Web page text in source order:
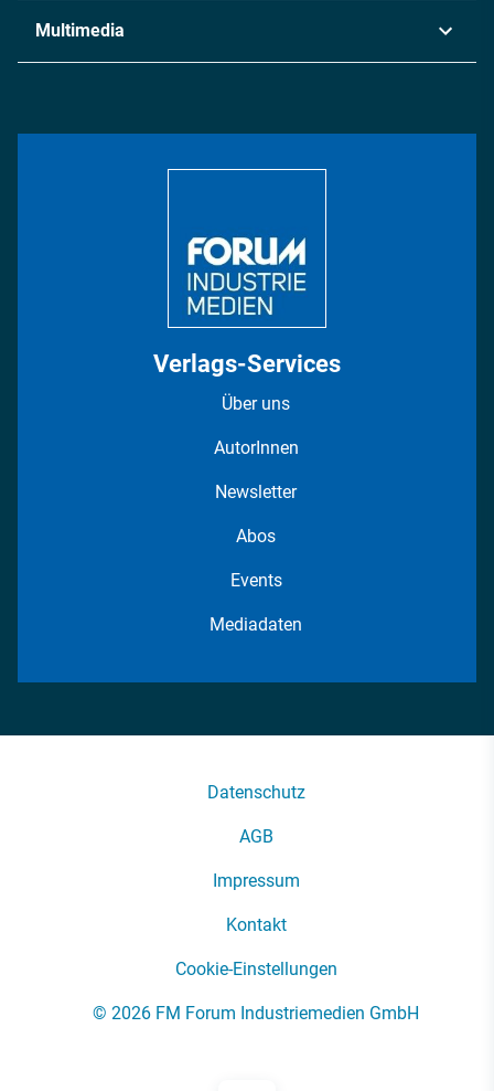
Metall
Energie
Multimedia
Verlags-Services
Über uns
AutorInnen
Newsletter
Abos
Events
Mediadaten
Datenschutz
AGB
Impressum
Kontakt
Cookie-Einstellungen
© 2026 FM Forum Industriemedien GmbH